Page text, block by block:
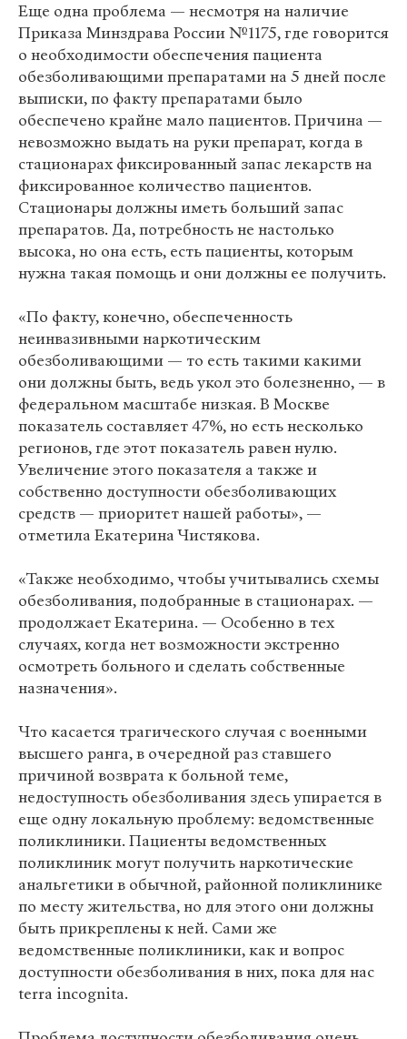
Еще одна проблема — несмотря на наличие
Приказа Минздрава России №1175, где говорится
о необходимости обеспечения пациента
обезболивающими препаратами на 5 дней после
выписки, по факту препаратами было
обеспечено крайне мало пациентов. Причина —
невозможно выдать на руки препарат, когда в
стационарах фиксированный запас лекарств на
фиксированное количество пациентов.
Стационары должны иметь больший запас
препаратов. Да, потребность не настолько
высока, но она есть, есть пациенты, которым
нужна такая помощь и они должны ее получить.
«По факту, конечно, обеспеченность
неинвазивными наркотическим
обезболивающими — то есть такими какими
они должны быть, ведь укол это болезненно, — в
федеральном масштабе низкая. В Москве
показатель составляет 47%, но есть несколько
регионов, где этот показатель равен нулю.
Увеличение этого показателя а также и
собственно доступности обезболивающих
средств — приоритет нашей работы», —
отметила Екатерина Чистякова.
«Также необходимо, чтобы учитывались схемы
обезболивания, подобранные в стационарах. —
продолжает Екатерина. — Особенно в тех
случаях, когда нет возможности экстренно
осмотреть больного и сделать собственные
назначения».
Что касается трагического случая с военными
высшего ранга, в очередной раз ставшего
причиной возврата к больной теме,
недоступность обезболивания здесь упирается в
еще одну локальную проблему: ведомственные
поликлиники. Пациенты ведомственных
поликлиник могут получить наркотические
анальгетики в обычной, районной поликлинике
по месту жительства, но для этого они должны
быть прикреплены к ней. Сами же
ведомственные поликлиники, как и вопрос
доступности обезболивания в них, пока для нас
terra incognita.